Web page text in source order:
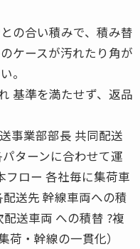
の合い積みで、積み替
ケースが汚れたり角が
。
基準を満たせず、返品
事業部部長 共同配送
ターンに合わせて運
フロー 各社毎に集荷車
送先 幹線車両への積
送車両 への積替 ?複
・幹線の一貫化）